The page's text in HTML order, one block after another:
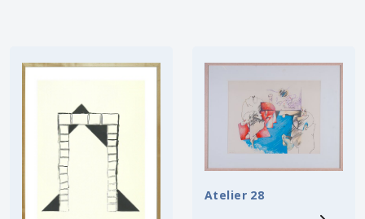
Atelier 28